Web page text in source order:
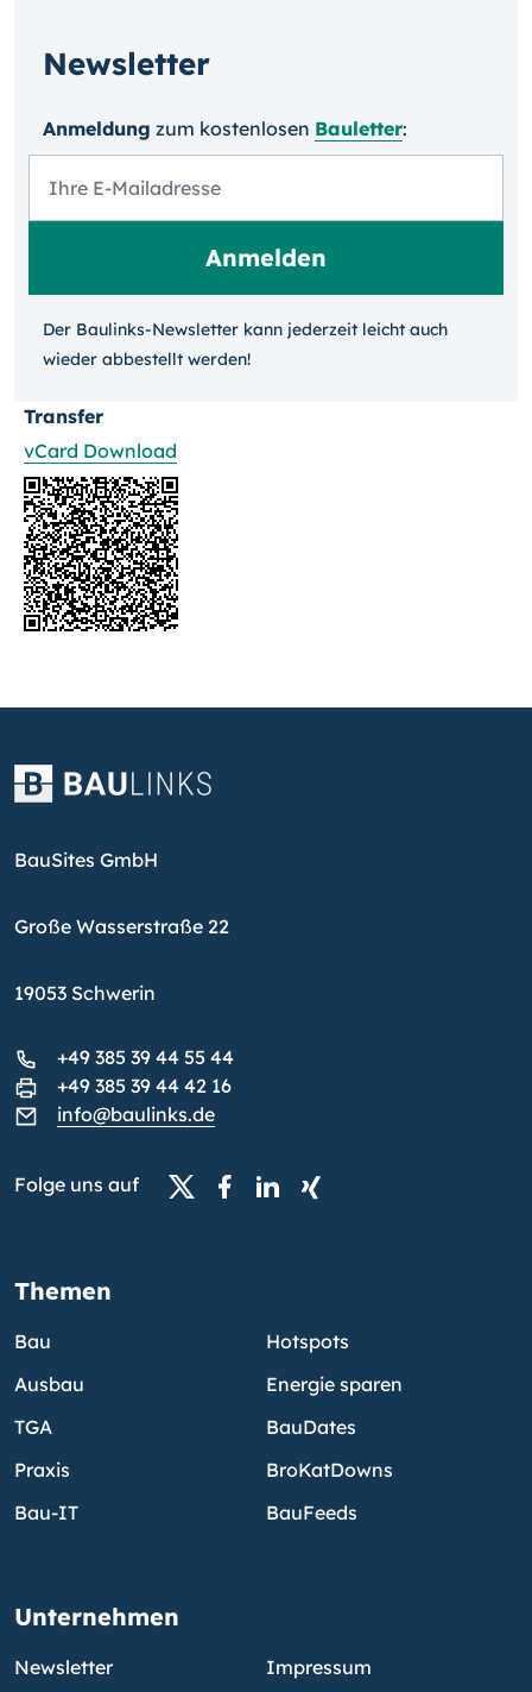
Newsletter
Anmeldung zum kosten­losen Bauletter:
Der Baulinks-Newsletter kann jeder­zeit leicht auch
wieder ab­bestellt werden!
Transfer
vCard Download
BauSites GmbH
Große Wasserstraße 22
19053 Schwerin
+49 385 39 44 55 44
+49 385 39 44 42 16
info@baulinks.de
Folge uns auf
Themen
Bau
Ausbau
TGA
Praxis
Bau-IT
Hotspots
Energie sparen
BauDates
BroKatDowns
BauFeeds
Unternehmen
Newsletter Impressum